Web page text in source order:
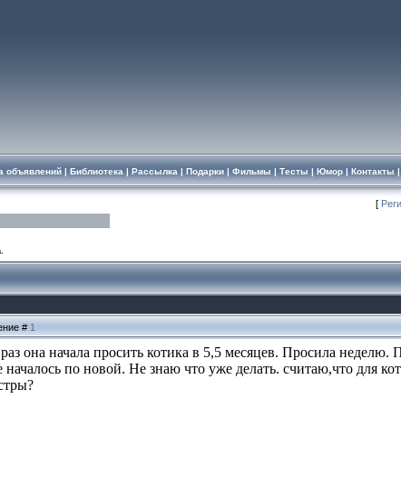
объявлений| Библиотека | Рассылка | Подарки| Фильмы | Тесты | Юмор| Контакты |
[
# 1
она начала просить котика в 5,5 месяцев. Просила неделю.
началось по новой. Не знаю что уже делать. считаю,что для